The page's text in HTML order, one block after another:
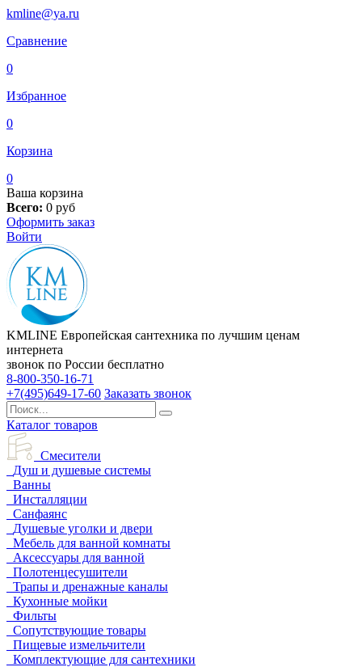
kmline@ya.ru
Сравнение
0
Избранное
0
Корзина
0
Ваша корзина
Всего: 0 руб
Оформить заказ
Войти
KMLINE Европейская сантехника по лучшим ценам
интернета
звонок по России бесплатно
8-800-350-16-71
+7(495)649-17-60 Заказать звонок
Каталог товаров
Смесители
Душ и душевые системы
Ванны
Инсталляции
Санфаянс
Душевые уголки и двери
Мебель для ванной комнаты
Аксессуары для ванной
Полотенцесушители
Трапы и дренажные каналы
Кухонные мойки
Фильты
Сопутствующие товары
Пищевые измельчители
Комплектующие для сантехники